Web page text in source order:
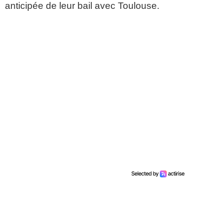
anticipée de leur bail avec Toulouse.